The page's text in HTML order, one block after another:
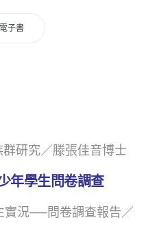
子書
研究／滕張佳音博士
年學生問卷調查
實況──問卷調查報告／